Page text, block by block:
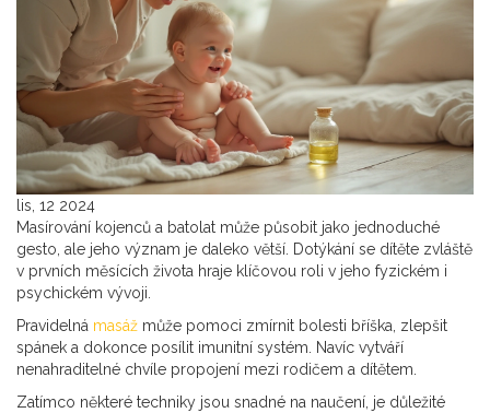
lis, 12 2024
Masírování kojenců a batolat může působit jako jednoduché
gesto, ale jeho význam je daleko větší. Dotýkání se dítěte zvláště
v prvních měsících života hraje klíčovou roli v jeho fyzickém i
psychickém vývoji.
Pravidelná masáž může pomoci zmírnit bolesti bříška, zlepšit
spánek a dokonce posílit imunitní systém. Navíc vytváří
nenahraditelné chvíle propojení mezi rodičem a dítětem.
Zatímco některé techniky jsou snadné na naučení, je důležité